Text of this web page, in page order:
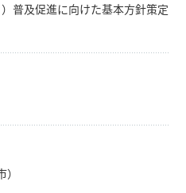
普及促進に向けた基本方針策定